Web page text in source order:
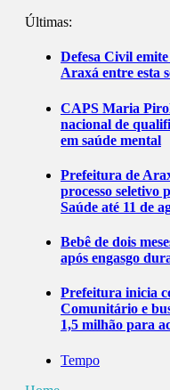
Últimas:
Defesa Civil
Araxá entre esta
CAPS Maria
nacional de
em saúde mental
Prefeitura de
processo seletivo
Saúde até 11 de
Bebê de dois
após engasgo
Prefeitura inicia
Comunitário e
1,5 milhão para
Tempo